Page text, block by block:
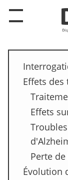
Effets
Effets
Perte
Évolution